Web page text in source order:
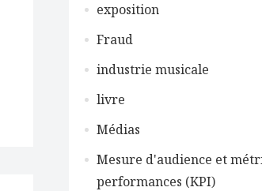
exposition
Fraud
industrie musicale
livre
Médias
Mesure d'audience et
performances (KPI)